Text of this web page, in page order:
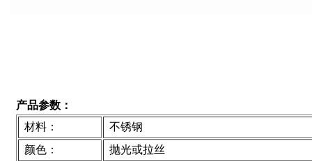
产品参数：
材料：
不锈钢
颜色：
抛光或拉丝